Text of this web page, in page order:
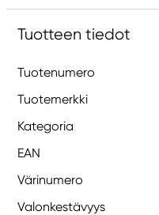
Tuotteen tiedot
Tuotenumero
Tuotemerkki
Kategoria
EAN
Värinumero
Valonkestävyys